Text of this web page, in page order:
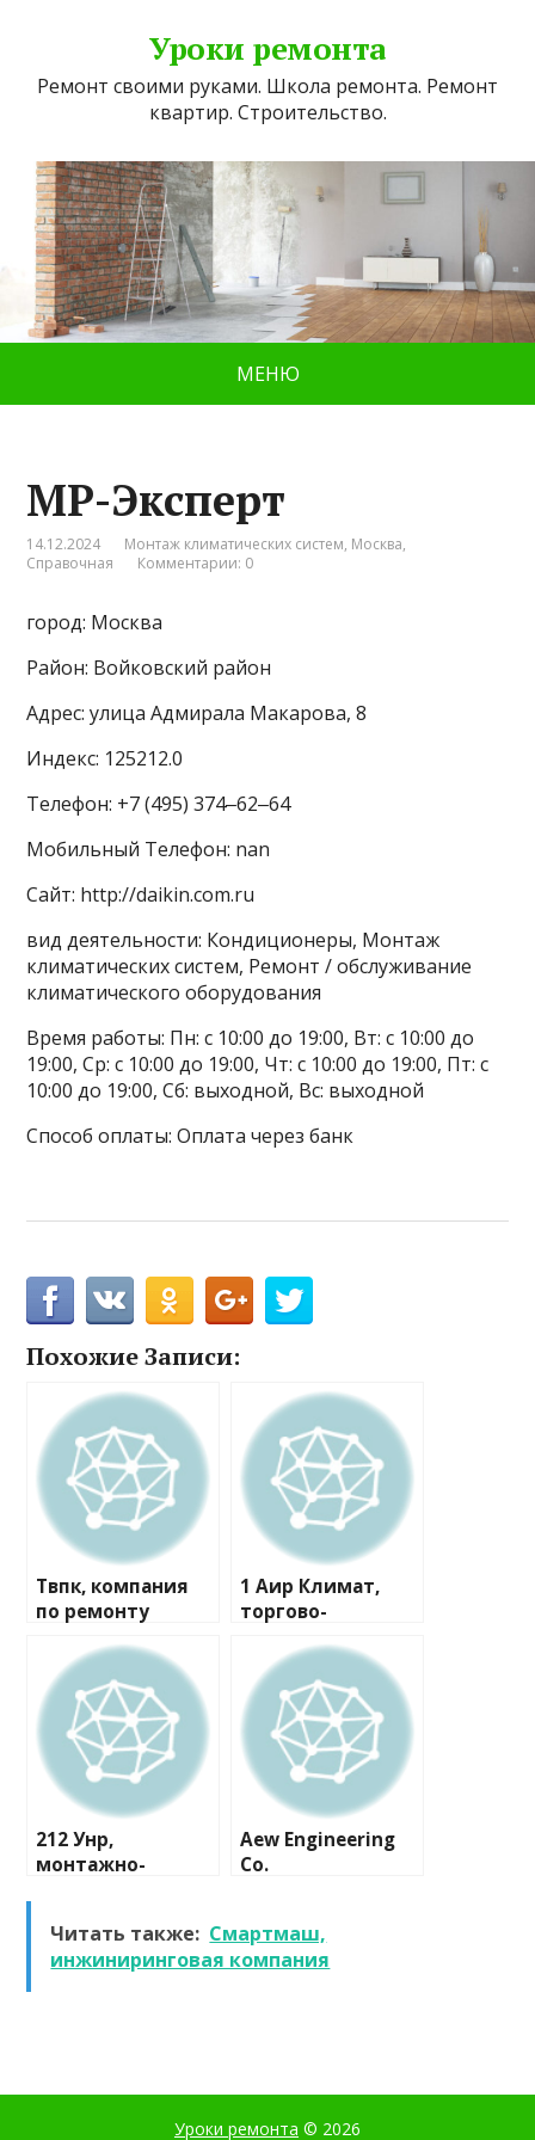
Уроки ремонта
Ремонт своими руками. Школа ремонта. Ремонт
квартир. Строительство.
МЕНЮ
МР-Эксперт
14.12.2024 Монтаж климатических систем, Москва,
Справочная
Комментарии: 0
город: Москва
Район: Войковский район
Адрес: улица Адмирала Макарова, 8
Индекс: 125212.0
Телефон: +7 (495) 374‒62‒64
Мобильный Телефон: nan
Сайт: http://daikin.com.ru
вид деятельности: Кондиционеры, Монтаж
климатических систем, Ремонт / обслуживание
климатического оборудования
Время работы: Пн: с 10:00 до 19:00, Вт: с 10:00 до
19:00, Ср: с 10:00 до 19:00, Чт: с 10:00 до 19:00, Пт: с
10:00 до 19:00, Сб: выходной, Вс: выходной
Способ оплаты: Оплата через банк
Похожие Записи:
Твпк, компания
по ремонту
1 Аир Климат,
торгово-
компания
212 Унр,
монтажно-
Aew Engineering
Co.
Читать также: Смартмаш,
инжиниринговая компания
Уроки ремонта © 2026